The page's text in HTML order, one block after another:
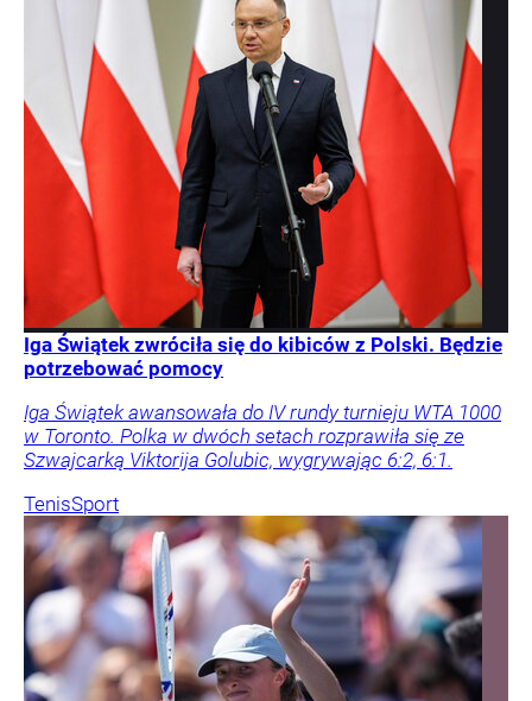
Iga Świątek zwróciła się do kibiców z Polski. Będzie
potrzebować pomocy
Iga Świątek awansowała do IV rundy turnieju WTA 1000
w Toronto. Polka w dwóch setach rozprawiła się ze
Szwajcarką Viktorija Golubic, wygrywając 6:2, 6:1.
TenisSport